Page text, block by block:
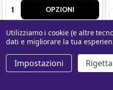
Quantità: OPZIONI
Utilizziamo i cookie (e altre
dati e migliorare la tua
Impostazioni